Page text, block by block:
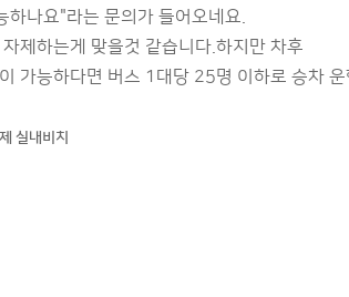
하나요"라는 문의가 들어오네요.
제하는게 맞을것 같습니다.하지만 차후
가능하다면 버스 1대당 25명 이하로 승차 운
실내비치